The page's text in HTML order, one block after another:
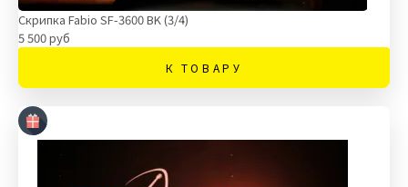
Скрипка Fabio SF-3600 BK (3/4)
5 500 руб
К ТОВАРУ